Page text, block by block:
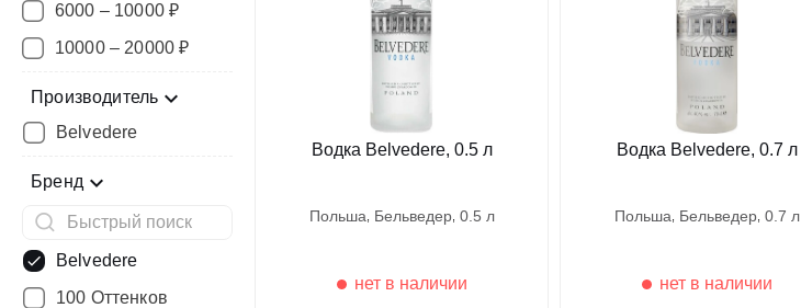
6000 – 10000 ₽
10000 – 20000 ₽
Производитель
Belvedere
Бренд
Belvedere
100 Оттенков
Водка Belvedere, 0.5 л
польша бельведер 0.5 л
нет в наличии
Водка Belvedere, 0.7 л
польша бельведер 0.7 л
нет в наличии